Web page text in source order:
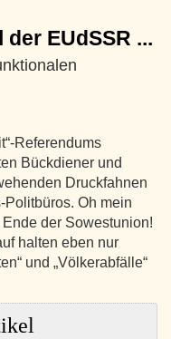
EUdSSR ...
Referendums
Bückdiener und
Druckfahnen
Oh mein
der Sowestunion!
halten eben nur
und „Völkerabfälle“